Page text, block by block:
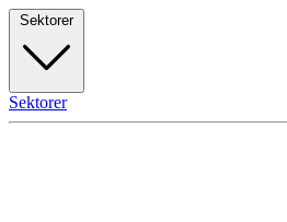
Sektorer
Sektorer